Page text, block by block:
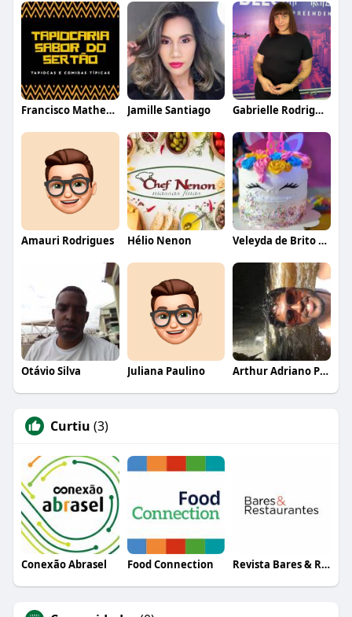
Francisco Matheus Da Silva Lira Jamille Santiago Gabrielle Rodrigues
Amauri Rodrigues Hélio Nenon Veleyda de Brito Barbosa
Otávio Silva Juliana Paulino Arthur Adriano Pinheiro
Curtiu (3)
Conexão Abrasel Food Connection Revista Bares & Restaurantes